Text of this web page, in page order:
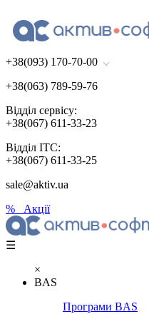
+38(093) 170-70-00
+38(063) 789-59-76
Відділ сервісу:
+38(067) 611-33-23
Відділ ІТС:
+38(067) 611-33-25
sale@aktiv.ua
% Акції
☰
×
BAS
Програми BAS